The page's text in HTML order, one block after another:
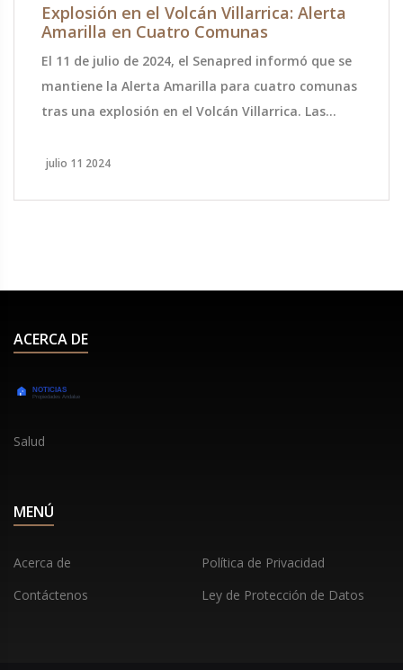
Explosión en el Volcán Villarrica: Alerta
Amarilla en Cuatro Comunas
El 11 de julio de 2024, el Senapred informó que se
mantiene la Alerta Amarilla para cuatro comunas
tras una explosión en el Volcán Villarrica. Las
situación. No se han mencionado detalles
julio 11 2024
ACERCA DE
Salud
MENÚ
Acerca de
Política de Privacidad
Contáctenos
Ley de Protección de Datos